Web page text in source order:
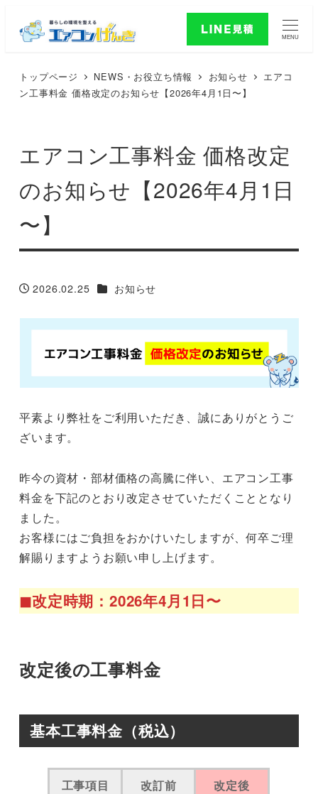
MENU
トップページ NEWS・お役立ち情報 お知らせ
エアコ
ン工事料金 価格改定のお知らせ【2026年4月1日〜】
エアコン工事料金 価格改定
のお知らせ【2026年4月1日
〜】
投稿日
2026.02.25 カテゴリー
お知らせ
平素より弊社をご利用いただき、誠にありがとうご
ざいます。
昨今の資材・部材価格の高騰に伴い、エアコン工事
料金を下記のとおり改定させていただくこととなり
ました。
お客様にはご負担をおかけいたしますが、何卒ご理
解賜りますようお願い申し上げます。
◼︎改定時期：2026年4月1日〜
改定後の工事料金
基本工事料金（税込）
工事項目 改訂前 改定後